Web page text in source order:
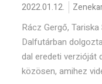
2022.01.12.
Rácz Gergő,
Dalfutárban
dal eredeti verzióját
közösen, amihez